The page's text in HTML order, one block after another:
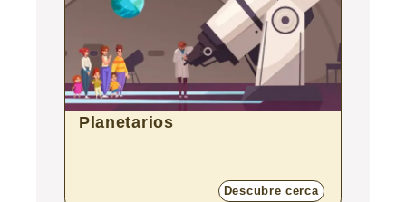
Planetarios
Descubre cerca